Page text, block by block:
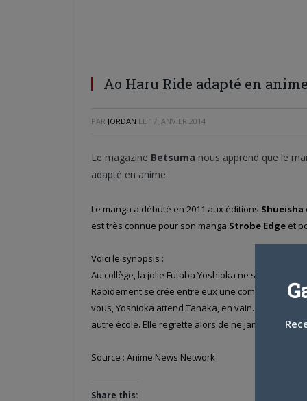
Ao Haru Ride adapté en anime
PAR JORDAN LE 17 JANVIER 2014
Le magazine Betsuma nous apprend que le
adapté en anime.
Le manga a débuté en 2011 aux éditions Shueisha
est très connue pour son manga Strobe Edge et
Voici le synopsis :
Au collège, la jolie Futaba Yoshioka ne se sent pas
Rapidement se crée entre eux une complicité,
vous, Yoshioka attend Tanaka, en vain. Le
autre école. Elle regrette alors de ne jamais avoir
Source : Anime News Network
Share this: